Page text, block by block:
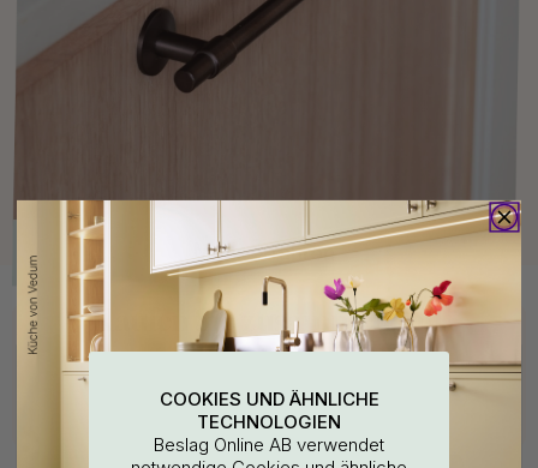
Kaufen Sie zusammen mit
COOKIES UND ÄHNLICHE
TECHNOLOGIEN
Beslag Online AB verwendet